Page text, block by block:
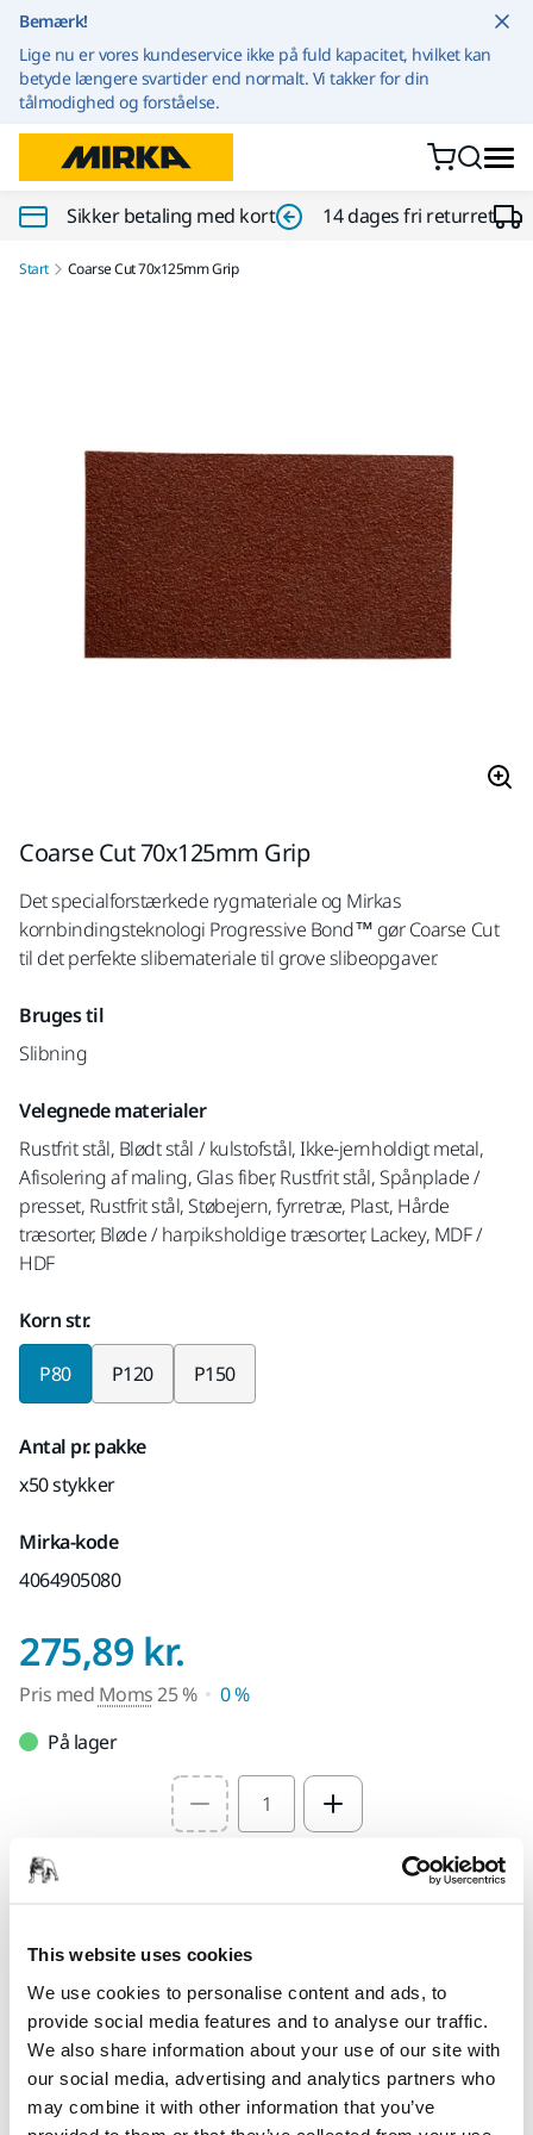
This website uses cookies
We use cookies to personalise content and ads, to
provide social media features and to analyse our traffic.
We also share information about your use of our site with
our social media, advertising and analytics partners who
may combine it with other information that you’ve
Bemærk!
Lige nu er vores kundeservice ikke på fuld kapacitet, hvilket kan
betyde længere svartider end normalt. Vi takker for din
tålmodighed og forståelse.
Sikker betaling med kort 14 dages fri returret
Start Coarse Cut 70x125mm Grip
Coarse Cut 70x125mm Grip
Det specialforstærkede rygmateriale og Mirkas
kornbindingsteknologi Progressive Bond™ gør Coarse Cut
til det perfekte slibemateriale til grove slibeopgaver.
Bruges til
Slibning
Velegnede materialer
Rustfrit stål, Blødt stål / kulstofstål, Ikke-jernholdigt metal,
Afisolering af maling, Glas fiber, Rustfrit stål, Spånplade /
presset, Rustfrit stål, Støbejern, fyrretræ, Plast, Hårde
træsorter, Bløde / harpiksholdige træsorter, Lackey, MDF /
HDF
Korn str.
P80 P120 P150
Antal pr. pakke
x50 stykker
Mirka-kode
4064905080
275,89 kr.
Pris med Moms25 %
0 %
På lager
Select quantity value
Find en forhandler
LEVERES TIL DIG
Levering indenfor 3-5 arbejdsdage
Levering i Danmark
Fragt fri levering ved ordrer over 599,- kr incl moms.